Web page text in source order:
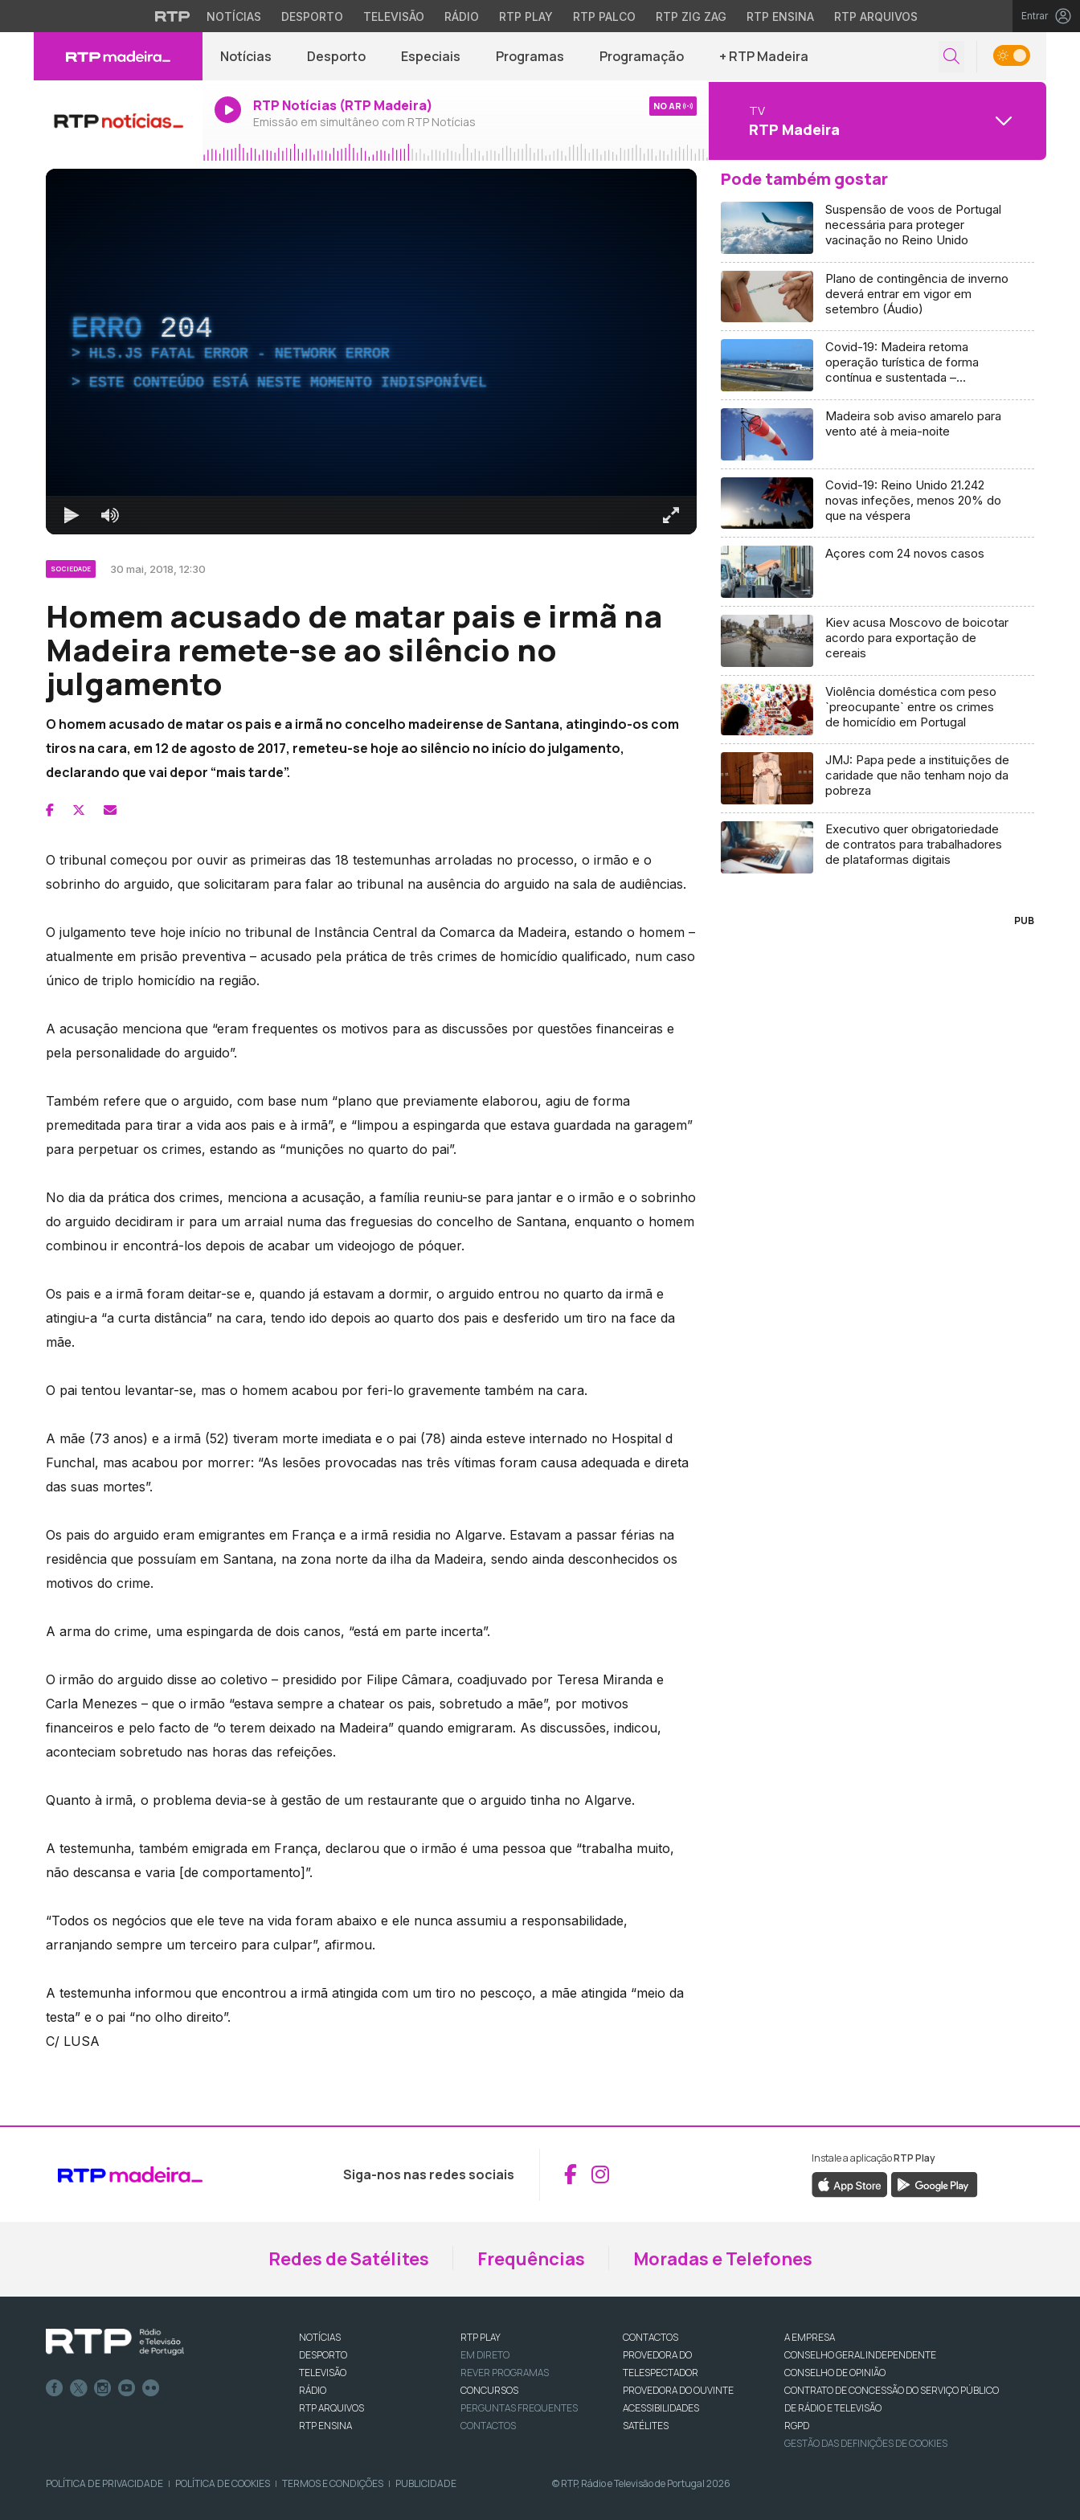
NOTÍCIAS DESPORTO TELEVISÃO RÁDIO RTP PLAY RTP PALCO RTP ZIG ZAG RTP ENSINA RTP ARQUIVOS Entrar
Notícias Desporto Especiais Programas Programação + RTP Madeira
RTP Notícias (RTP Madeira)
Emissão em simultâneo com RTP Notícias
NO AR TV
RTP Madeira
ERRO 204
HLS.JS FATAL ERROR - NETWORK ERROR
ESTE CONTEÚDO ESTÁ NESTE MOMENTO INDISPONÍVEL
SOCIEDADE 30 mai, 2018, 12:30
Homem acusado de matar pais e irmã na
Madeira remete-se ao silêncio no
julgamento
O homem acusado de matar os pais e a irmã no concelho madeirense de Santana, atingindo-os com
tiros na cara, em 12 de agosto de 2017, remeteu-se hoje ao silêncio no início do julgamento,
declarando que vai depor “mais tarde”.
O tribunal começou por ouvir as primeiras das 18 testemunhas arroladas no processo, o irmão e o
sobrinho do arguido, que solicitaram para falar ao tribunal na ausência do arguido na sala de audiências.
O julgamento teve hoje início no tribunal de Instância Central da Comarca da Madeira, estando o homem –
atualmente em prisão preventiva – acusado pela prática de três crimes de homicídio qualificado, num caso
único de triplo homicídio na região.
A acusação menciona que “eram frequentes os motivos para as discussões por questões financeiras e
pela personalidade do arguido”.
Também refere que o arguido, com base num “plano que previamente elaborou, agiu de forma
premeditada para tirar a vida aos pais e à irmã”, e “limpou a espingarda que estava guardada na garagem”
para perpetuar os crimes, estando as “munições no quarto do pai”.
No dia da prática dos crimes, menciona a acusação, a família reuniu-se para jantar e o irmão e o sobrinho
do arguido decidiram ir para um arraial numa das freguesias do concelho de Santana, enquanto o homem
combinou ir encontrá-los depois de acabar um videojogo de póquer.
Os pais e a irmã foram deitar-se e, quando já estavam a dormir, o arguido entrou no quarto da irmã e
atingiu-a “a curta distância” na cara, tendo ido depois ao quarto dos pais e desferido um tiro na face da
mãe.
O pai tentou levantar-se, mas o homem acabou por feri-lo gravemente também na cara.
A mãe (73 anos) e a irmã (52) tiveram morte imediata e o pai (78) ainda esteve internado no Hospital d
Funchal, mas acabou por morrer: “As lesões provocadas nas três vítimas foram causa adequada e direta
das suas mortes”.
Os pais do arguido eram emigrantes em França e a irmã residia no Algarve. Estavam a passar férias na
residência que possuíam em Santana, na zona norte da ilha da Madeira, sendo ainda desconhecidos os
motivos do crime.
A arma do crime, uma espingarda de dois canos, “está em parte incerta”.
O irmão do arguido disse ao coletivo – presidido por Filipe Câmara, coadjuvado por Teresa Miranda e
Carla Menezes – que o irmão “estava sempre a chatear os pais, sobretudo a mãe”, por motivos
financeiros e pelo facto de “o terem deixado na Madeira” quando emigraram. As discussões, indicou,
aconteciam sobretudo nas horas das refeições.
Quanto à irmã, o problema devia-se à gestão de um restaurante que o arguido tinha no Algarve.
A testemunha, também emigrada em França, declarou que o irmão é uma pessoa que “trabalha muito,
não descansa e varia [de comportamento]”.
“Todos os negócios que ele teve na vida foram abaixo e ele nunca assumiu a responsabilidade,
arranjando sempre um terceiro para culpar”, afirmou.
A testemunha informou que encontrou a irmã atingida com um tiro no pescoço, a mãe atingida “meio da
testa” e o pai “no olho direito”.
C/ LUSA
Pode também gostar
Suspensão de voos de Portugal
necessária para proteger
vacinação no Reino Unido
Plano de contingência de inverno
deverá entrar em vigor em
setembro (Áudio)
Covid-19: Madeira retoma
operação turística de forma
contínua e sustentada –
Madeira sob aviso amarelo para
vento até à meia-noite
Covid-19: Reino Unido 21.242
novas infeções, menos 20% do
que na véspera
Açores com 24 novos casos
Kiev acusa Moscovo de boicotar
acordo para exportação de
cereais
Violência doméstica com peso
`preocupante` entre os crimes
de homicídio em Portugal
JMJ: Papa pede a instituições de
caridade que não tenham nojo da
pobreza
Executivo quer obrigatoriedade
de contratos para trabalhadores
de plataformas digitais
PUB
Siga-nos nas redes sociais Aceder ao Facebook da RTP Madeira
Aceder ao Instagram da RTP Madeira
Instale a aplicaçãoRTP Play
Redes de Satélites Frequências Moradas e Telefones
NOTÍCIAS
DESPORTO
TELEVISÃO
RÁDIO
RTP ARQUIVOS
RTP ENSINA
RTP PLAY
EM DIRETO
REVER PROGRAMAS
CONCURSOS
PERGUNTAS FREQUENTES
CONTACTOS
CONTACTOS
PROVEDORA DO
TELESPECTADOR
PROVEDORA DO OUVINTE
ACESSIBILIDADES
SATÉLITES
A EMPRESA
CONSELHO GERAL INDEPENDENTE
CONSELHO DE OPINIÃO
CONTRATO DE CONCESSÃO DO SERVIÇO PÚBLICO
DE RÁDIO E TELEVISÃO
RGPD
GESTÃO DAS DEFINIÇÕES DE COOKIES
POLÍTICA DE PRIVACIDADE | POLÍTICA DE COOKIES | TERMOS E CONDIÇÕES | PUBLICIDADE © RTP, Rádio e Televisão de Portugal 2026